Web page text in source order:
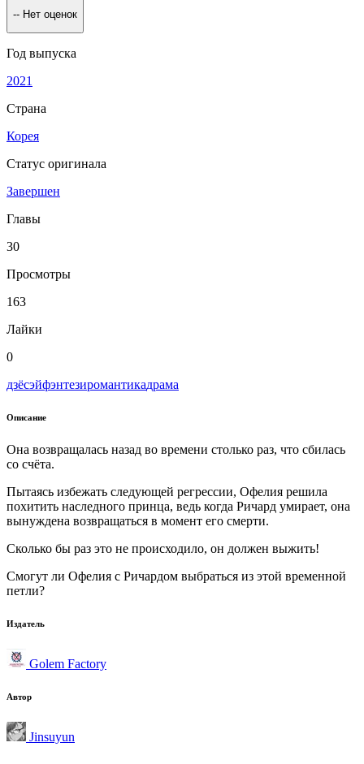
-- Нет оценок
Год выпуска
2021
Страна
Корея
Статус оригинала
Завершен
Главы
30
Просмотры
163
Лайки
0
дзёсэйфэнтезиромантикадрама
Описание
Она возвращалась назад во времени столько раз, что сбилась
со счёта.
Пытаясь избежать следующей регрессии, Офелия решила
похитить наследного принца, ведь когда Ричард умирает, она
вынуждена возвращаться в момент его смерти.
Сколько бы раз это не происходило, он должен выжить!
Смогут ли Офелия с Ричардом выбраться из этой временной
петли?
Издатель
Golem Factory
Автор
Jinsuyun